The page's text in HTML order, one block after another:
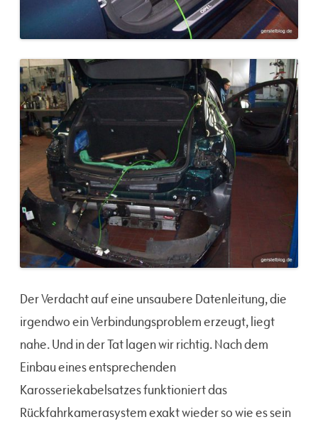
Der Verdacht auf eine unsaubere Datenleitung, die
irgendwo ein Verbindungsproblem erzeugt, liegt
nahe. Und in der Tat lagen wir richtig. Nach dem
Einbau eines entsprechenden
Karosseriekabelsatzes funktioniert das
Rückfahrkamerasystem exakt wieder so wie es sein